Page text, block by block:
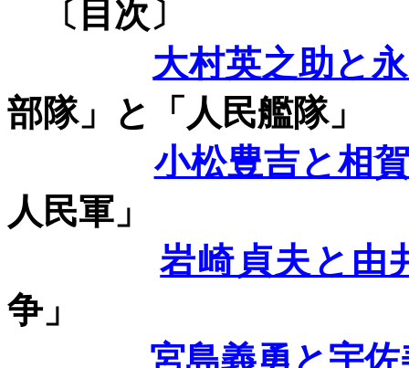
〔目次〕
大村英之助と
部隊」と「人民艦隊」
小松豊吉と相
人民軍」
岩崎貞夫と由
争」
宮島義勇と宇